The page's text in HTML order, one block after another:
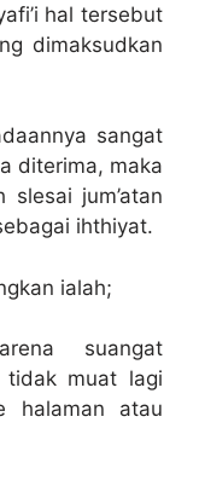
hal tersebut
dimaksudkan
sangat
diterima, maka
jum’atan
ihthiyat.
ialah;
suangat
tidak muat lagi
halaman atau